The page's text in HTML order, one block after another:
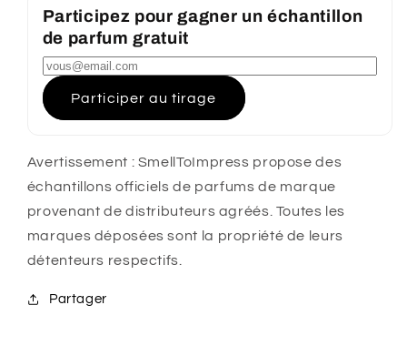
Participez pour gagner un échantillon
de parfum gratuit
Participer au tirage
Avertissement : SmellToImpress propose des
échantillons officiels de parfums de marque
provenant de distributeurs agréés. Toutes les
marques déposées sont la propriété de leurs
détenteurs respectifs.
Partager